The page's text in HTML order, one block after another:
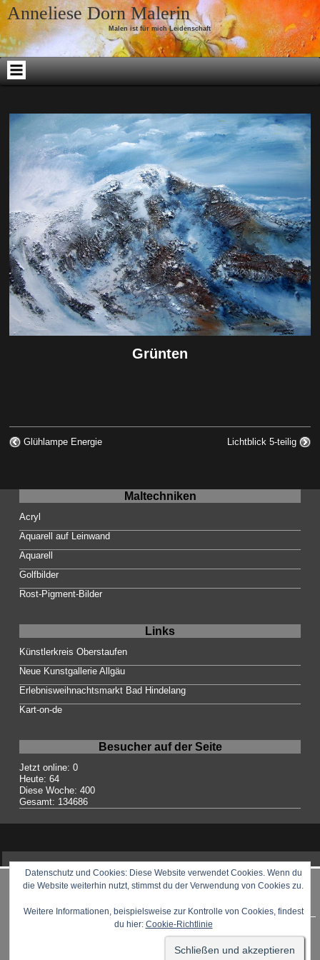
Skip to content
Anneliese Dorn Malerin
Malen ist für mich Leidenschaft
Grünten
Glühlampe Energie Lichtblick 5-teilig
Maltechniken
Acryl
Aquarell auf Leinwand
Aquarell
Golfbilder
Rost-Pigment-Bilder
Links
Künstlerkreis Oberstaufen
Neue Kunstgallerie Allgäu
Erlebnisweihnachtsmarkt Bad Hindelang
Kart-on-de
Besucher auf der Seite
Jetzt online: 0
Heute: 64
Diese Woche: 400
Gesamt: 134686
Impressum /Datenschutz
©2026 raindrops
Datenschutz und Cookies: Diese Website verwendet Cookies. Wenn du
die Website weiterhin nutzt, stimmst du der Verwendung von Cookies zu.
Weitere Informationen, beispielsweise zur Kontrolle von Cookies, findest
du hier: Cookie-Richtlinie